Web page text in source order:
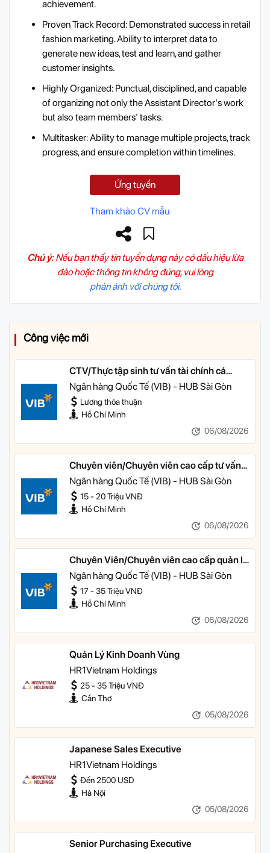
achievement.
Proven Track Record: Demonstrated success in retail
fashion marketing. Ability to interpret data to
generate new ideas, test and learn, and gather
customer insights.
Highly Organized: Punctual, disciplined, and capable
of organizing not only the Assistant Director's work
but also team members' tasks.
Multitasker: Ability to manage multiple projects, track
progress, and ensure completion within timelines.
Ứng tuyển
Tham khảo CV mẫu
Chú ý:Nếu bạn thấy tin tuyển dụng này có dấu hiệu lừa
đảo hoặc thông tin không đúng, vui lòng
phản ánh với chúng tôi.
Công việc mới
CTV/Thực tập sinh tư vấn tài chính cá
nhân
Ngân hàng Quốc Tế (VIB) - HUB Sài Gòn
Lương thỏa thuận
Hồ Chí Minh
06/08/2026
Chuyên viên/Chuyên viên cao cấp tư vấn
tài chính cá nhân
Ngân hàng Quốc Tế (VIB) - HUB Sài Gòn
15 - 20 Triệu VNĐ
Hồ Chí Minh
06/08/2026
Chuyên Viên/Chuyên viên cao cấp quản lý
khách hàng ưu tiên
Ngân hàng Quốc Tế (VIB) - HUB Sài Gòn
17 - 35 Triệu VNĐ
Hồ Chí Minh
06/08/2026
Quản Lý Kinh Doanh Vùng
HR1Vietnam Holdings
25 - 35 Triệu VNĐ
Cần Thơ
05/08/2026
Japanese Sales Executive
HR1Vietnam Holdings
Đến 2500 USD
Hà Nội
05/08/2026
Senior Purchasing Executive